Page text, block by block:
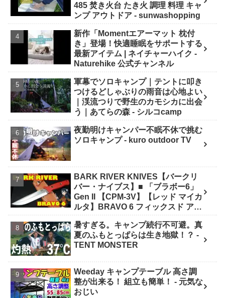
485 焚き火台 たき火 調理 料理 キャ
ンプ アウトドア - sunwashopping
新作「Momentエアーマット 枕付
き」登場！快適睡眠をサポートする
最新アイテム | ネイチャーハイク -
Naturehike 公式チャンネル
軍幕でソロキャンプ｜テントに叩き
つけるどしゃぶりの雨音は心地よい
｜渓流つりで野生のカモシカに出会
う｜あてらの森 - シルコcamp
夜勤明けキャンパー不眠不休で挑む
ソロキャンプ - kuro outdoor TV
BARK RIVER KNIVES【バークリ
バー・ナイブス】■ 「ブラボー6」
Gen II 【CPM-3V】【レッド マイカ
ルタ】BRAVO 6 フィックスド アメ
グ！
暑すぎる。キャンプ続行不可避。真
夏のふもとっぱらは生き地獄！？ -
TENT MONSTER
Weeday キャンプテーブル 高さ調
整が出来る！ 組立も簡単！ - 元気な
おじい